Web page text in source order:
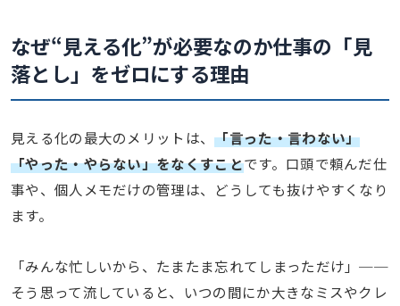
なぜ“見える化”が必要なのか仕事の「見
落とし」をゼロにする理由
見える化の最大のメリットは、「言った・言わない」
「やった・やらない」をなくすことです。口頭で頼んだ仕
事や、個人メモだけの管理は、どうしても抜けやすくなり
ます。
「みんな忙しいから、たまたま忘れてしまっただけ」──
そう思って流していると、いつの間にか大きなミスやクレ